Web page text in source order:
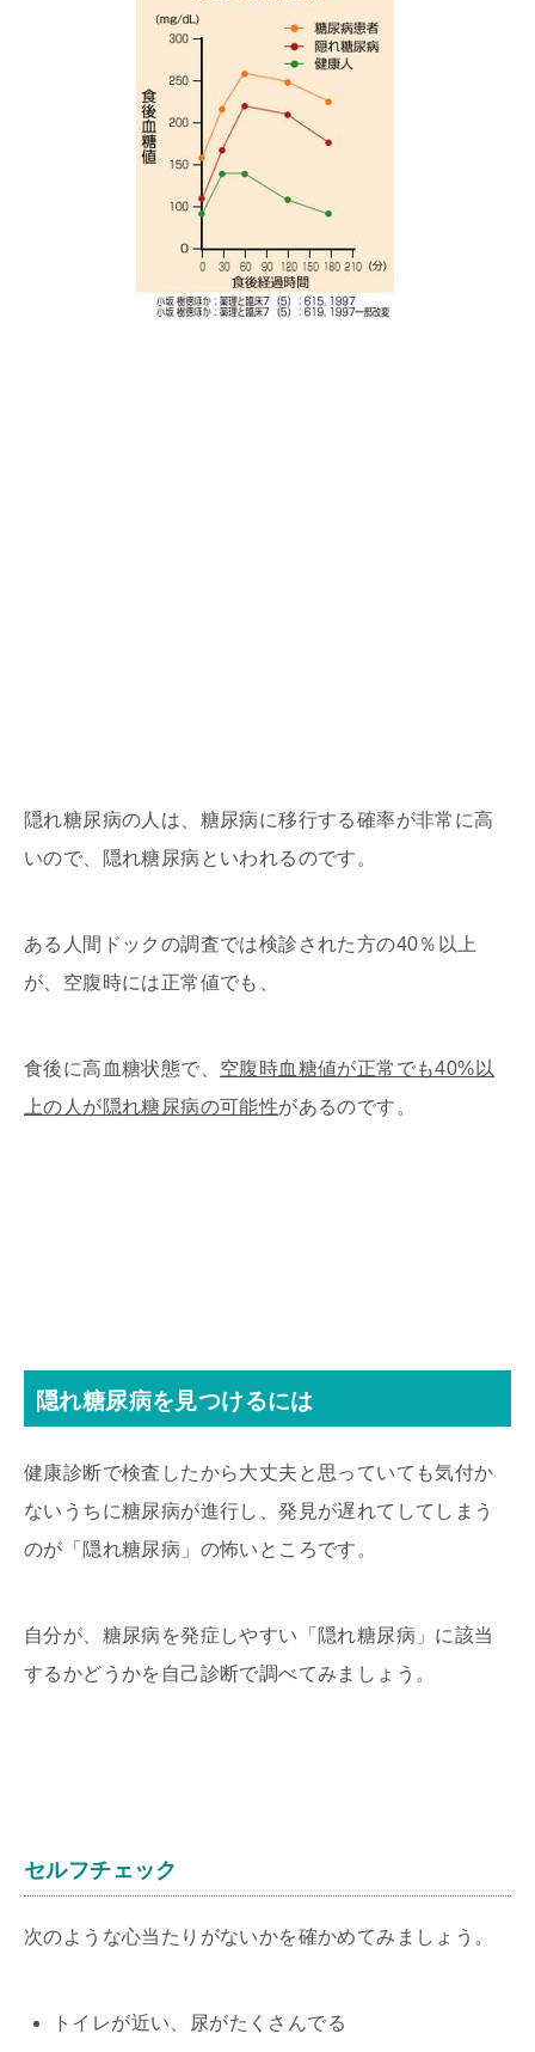
隠れ糖尿病の人は、糖尿病に移行する確率が非常に高
いので、隠れ糖尿病といわれるのです。
ある人間ドックの調査では検診された方の40％以上
が、空腹時には正常値でも、
食後に高血糖状態で、 空腹時血糖値が正常でも40%以
上の人が隠れ糖尿病の可能性があるのです。
隠れ糖尿病を見つけるには
健康診断で検査したから大丈夫と思っていても気付か
ないうちに糖尿病が進行し、発見が遅れてしてしまう
のが「隠れ糖尿病」の怖いところです。
自分が、糖尿病を発症しやすい「隠れ糖尿病」に該当
するかどうかを自己診断で調べてみましょう。
セルフチェック
次のような心当たりがないかを確かめてみましょう。
トイレが近い、尿がたくさんでる